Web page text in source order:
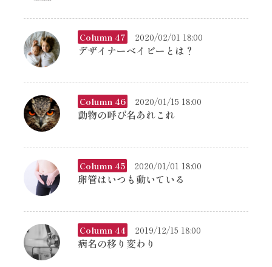
Column 47 2020/02/01 18:00
デザイナーベイビーとは？
Column 46 2020/01/15 18:00
動物の呼び名あれこれ
Column 45 2020/01/01 18:00
卵管はいつも動いている
Column 44 2019/12/15 18:00
病名の移り変わり